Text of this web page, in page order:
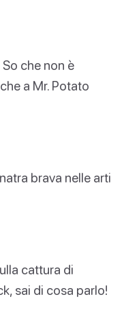
che non è
a Mr. Potato
brava nelle arti
cattura di
sai di cosa parlo!